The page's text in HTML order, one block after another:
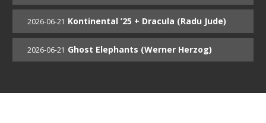
2026-06-21 Kontinental ’25 + Dracula (Radu Jude)
2026-06-21 Ghost Elephants (Werner Herzog)